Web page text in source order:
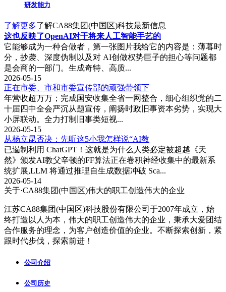
研发能力
了解更多了解CA88集团(中国区)科技最新信息
这也反映了OpenAI对于将来人工智能手艺的
它能够成为一种合做者，第一张图片我给它的内容是：薄暮时
分，抄袭、深度伪制以及对 AI创做权势巨子的担心等问题都
是会商的一部门。生成奇特、高质...
2026-05-15
正在市委、市和市委宣传部的顽强带领下
年营收超万万；完成国安收集全省一网整合，细心组织党的二
十届四中全会严沉从题宣传，阐扬时政旧事资本劣势，实现大
小屏联动。全力打制旧事类短视...
2026-05-15
从杨立昆否决：先听这5小我怎样说“AI教
已遏制利用 ChatGPT！这就是为什么人类必定被超越《天
然》颁发AI教父辛顿的FF算法正在卷积神经收集中的最新系
统扩展,LLM 将通过推理自生成数据冲破 Sca...
2026-05-14
关于·CA88集团(中国区)伟大的职工创造伟大的企业
江苏CA88集团(中国区)科技股份有限公司于2007年成立，始
终打造以人为本，伟大的职工创造伟大的企业，秉承大爱团结
合作服务的理念，为客户创造价值的企业。不断探索创新，紧
跟时代步伐，探索前进！
公司介绍
公司历史